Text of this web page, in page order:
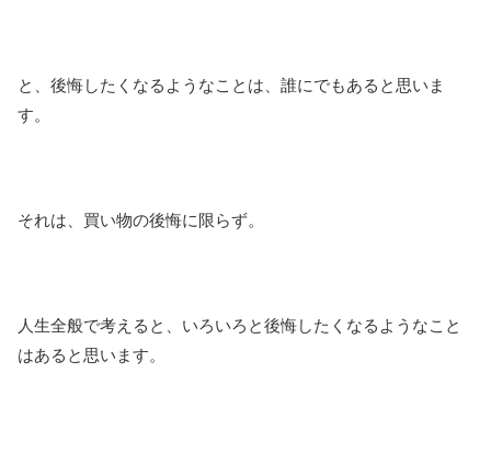
と、後悔したくなるようなことは、誰にでもあると思いま
す。
それは、買い物の後悔に限らず。
人生全般で考えると、いろいろと後悔したくなるようなこと
はあると思います。